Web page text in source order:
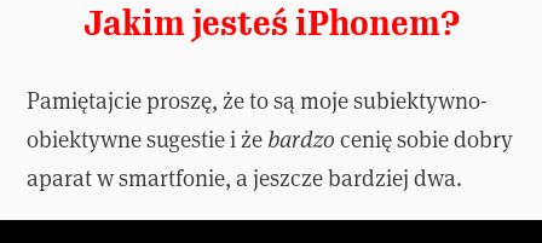
Jakim jesteś iPhonem?
Pamiętajcie proszę, że to są moje subiektywno-
obiektywne sugestie i że bardzo cenię sobie dobry
aparat w smartfonie, a jeszcze bardziej dwa.